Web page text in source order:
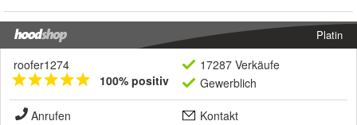
Platin
roofer1274
100% positiv
17287 Verkäufe
Gewerblich
Anrufen
Kontakt